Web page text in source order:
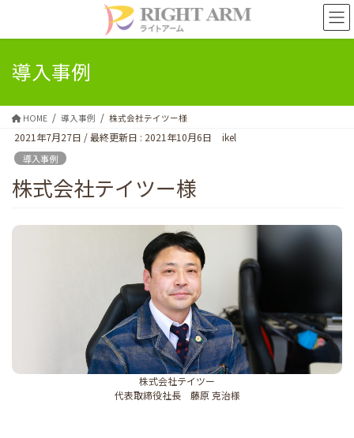
テ
移
ゲ
ン
導入事例
HOME 導入事例 株式会社テイツー様
2021年7月27日 / 最終更新日 : 2021年10月6日 ikel
導入事例
株式会社テイツー様
株式会社テイツー
代表取締役社長 藤原 克治様